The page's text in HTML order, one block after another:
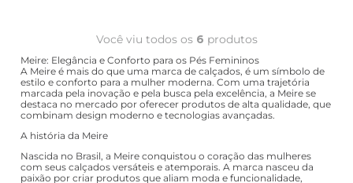
Você viu todos os 6 produtos
Meire: Elegância e Conforto para os Pés Femininos
A Meire é mais do que uma marca de calçados, é um símbolo de
estilo e conforto para a mulher moderna. Com uma trajetória
marcada pela inovação e pela busca pela excelência, a Meire se
destaca no mercado por oferecer produtos de alta qualidade, que
combinam design moderno e tecnologias avançadas.
A história da Meire
Nascida no Brasil, a Meire conquistou o coração das mulheres
com seus calçados versáteis e atemporais. A marca nasceu da
paixão por criar produtos que aliam moda e funcionalidade,